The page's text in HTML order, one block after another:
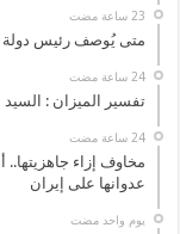
متى يُوصف رئيس دولة
‏24 ساعة مضت
تفسير الميزان : السيد
‏24 ساعة مضت
مخاوف إزاء
عدوانها على إيران
‏يوم واحد مضت